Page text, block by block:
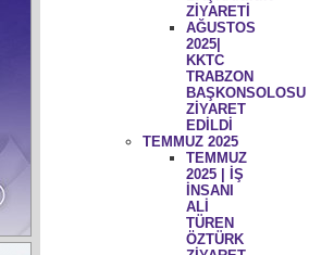
ZİYARETİ
AĞUSTOS
2025|
KKTC
TRABZON
BAŞKONSOLOSU
ZİYARET
EDİLDİ
TEMMUZ 2025
TEMMUZ
2025 | İŞ
İNSANI
ALİ
TÜREN
ÖZTÜRK